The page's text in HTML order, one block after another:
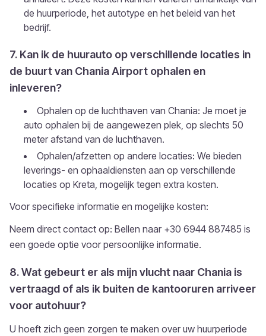
de huurperiode, het autotype en het beleid van het
bedrijf.
7. Kan ik de huurauto op verschillende locaties in
de buurt van Chania Airport ophalen en
inleveren?
Ophalen op de luchthaven van Chania: Je moet je
auto ophalen bij de aangewezen plek, op slechts 50
meter afstand van de luchthaven.
Ophalen/afzetten op andere locaties: We bieden
leverings- en ophaaldiensten aan op verschillende
locaties op Kreta, mogelijk tegen extra kosten.
Voor specifieke informatie en mogelijke kosten:
Neem direct contact op: Bellen naar +30 6944 887485 is
een goede optie voor persoonlijke informatie.
8. Wat gebeurt er als mijn vlucht naar Chania is
vertraagd of als ik buiten de kantooruren arriveer
voor autohuur?
U hoeft zich geen zorgen te maken over uw huurperiode